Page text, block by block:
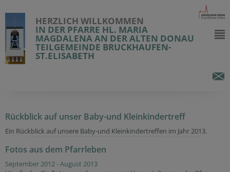
HERZLICH WILLKOMMEN
IN DER PFARRE HL. MARIA
MAGDALENA AN DER ALTEN DONAU
TEILGEMEINDE BRUCKHAUFEN-
ST.ELISABETH
Rückblick auf unser Baby-und Kleinkindertreff
Ein Rückblick auf unsere Baby-und Kleinkindertreffen im Jahr 2013.
Fotos aus dem Pfarrleben
September 2012 - August 2013